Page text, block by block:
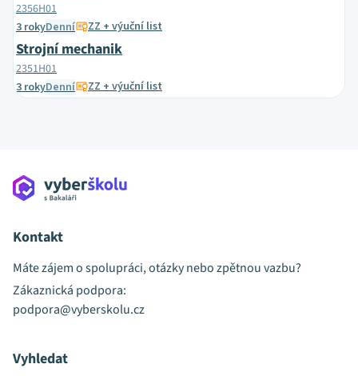
2356H01
3 rokyDenní ZZ + výuční list
Strojní mechanik
2351H01
3 rokyDenní ZZ + výuční list
Kontakt
Máte zájem o spolupráci, otázky nebo zpětnou vazbu?
Zákaznická podpora:
podpora@vyberskolu.cz
Vyhledat